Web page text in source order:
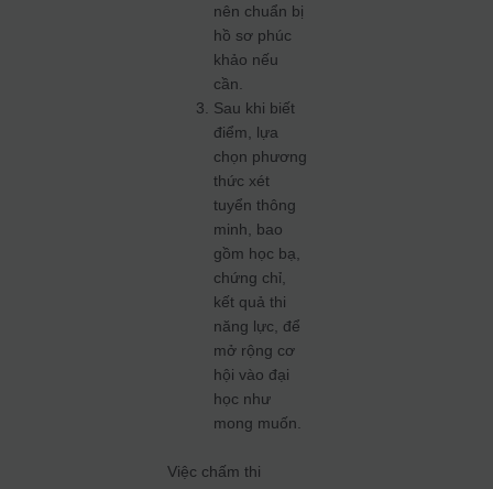
nên chuẩn bị
hồ sơ phúc
khảo nếu
cần.
Sau khi biết
điểm, lựa
chọn phương
thức xét
tuyển thông
minh, bao
gồm học bạ,
chứng chỉ,
kết quả thi
năng lực, để
mở rộng cơ
hội vào đại
học như
mong muốn.
Việc chấm thi